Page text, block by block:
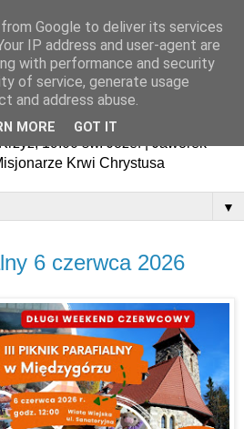
19:00 św. Józef | Jaworek
Krwi Chrystusa
▼
6 czerwca 2026
Google to deliver its services
IP address and user-agent are
with performance and security
of service, generate usage
and address abuse.
MORE GOT IT